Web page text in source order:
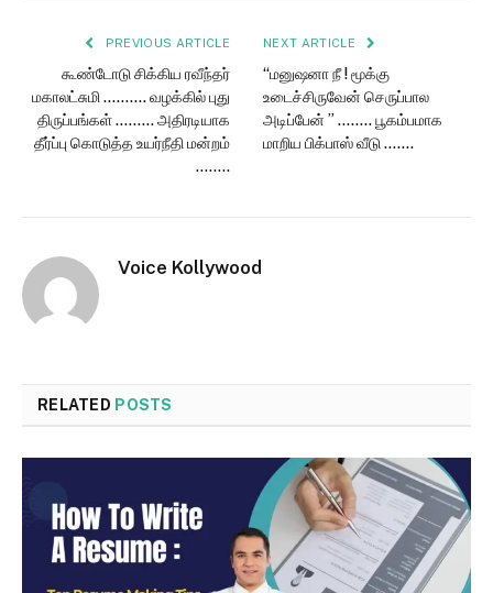
PREVIOUS ARTICLE
கூண்டோடு சிக்கிய ரவீந்தர்
மகாலட்சுமி ………. வழக்கில் புது
திருப்பங்கள் ……… அதிரடியாக
தீர்ப்பு கொடுத்த உயர்நீதி மன்றம்
……..
NEXT ARTICLE
“மனுஷனா நீ ! மூக்கு
உடைச்சிருவேன் செருப்பால
அடிப்பேன் ” …….. பூகம்பமாக
மாறிய பிக்பாஸ் வீடு …….
Voice Kollywood
RELATED POSTS